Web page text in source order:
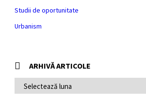
Studii de oportunitate
Urbanism
ARHIVĂ ARTICOLE
ARTICOLE